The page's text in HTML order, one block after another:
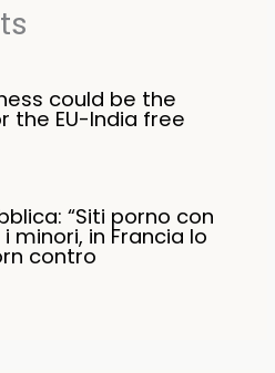
could be the
the EU-India free
“Siti porno con
minori, in Francia lo
contro